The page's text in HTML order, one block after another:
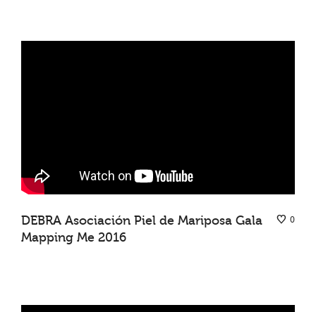
0
DEBRA Asociación Piel de Mariposa Gala
Mapping Me 2016